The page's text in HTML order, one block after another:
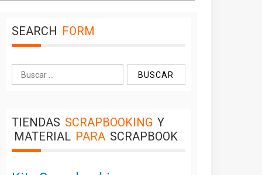
SEARCH FORM
Buscar:
TIENDAS SCRAPBOOKING Y
MATERIAL PARA SCRAPBOOK